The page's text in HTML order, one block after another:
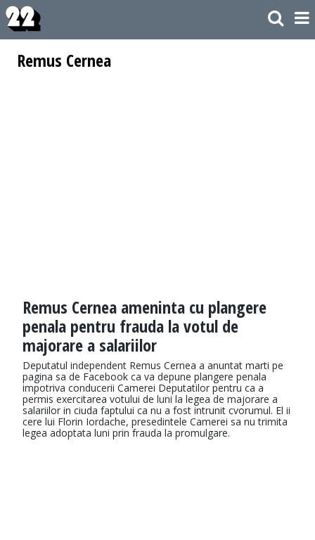
Remus Cernea
Remus Cernea ameninta cu plangere
penala pentru frauda la votul de
majorare a salariilor
Deputatul independent Remus Cernea a anuntat marti pe
pagina sa de Facebook ca va depune plangere penala
impotriva conducerii Camerei Deputatilor pentru ca a
permis exercitarea votului de luni la legea de majorare a
salariilor in ciuda faptului ca nu a fost intrunit cvorumul. El ii
cere lui Florin Iordache, presedintele Camerei sa nu trimita
legea adoptata luni prin frauda la promulgare.